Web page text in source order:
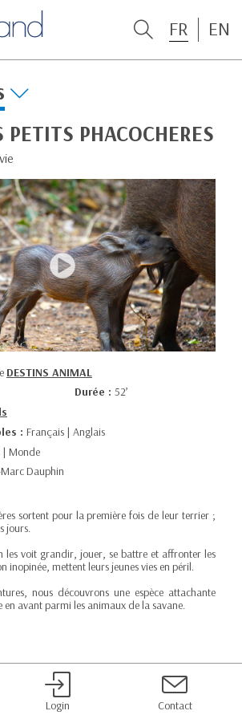
FR EN
PETITS PHACOCHERES
DESTINS ANIMAL
Durée : 52’
: Français | Anglais
| Monde
Dauphin
sortent pour la première fois de leur terrier ;
jours.
les voit grandir, jouer, se battre et affronter les
inopinée, mettent leurs jeunes vies en péril.
nous découvrons une espèce attachante
en avant parmi les animaux de la savane.
Login Contact